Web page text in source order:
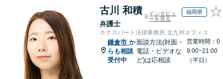
古川 和積
弁護士
インタビュ
ーを見る
福岡県
ネクスパート法律事務所 北九州オフィス
鎌倉市 か
らも相談
受付中
面談方法(対面・
電話・ビデオな
ど)は応相談
営業時間：0
9:00~21:00
（平日）